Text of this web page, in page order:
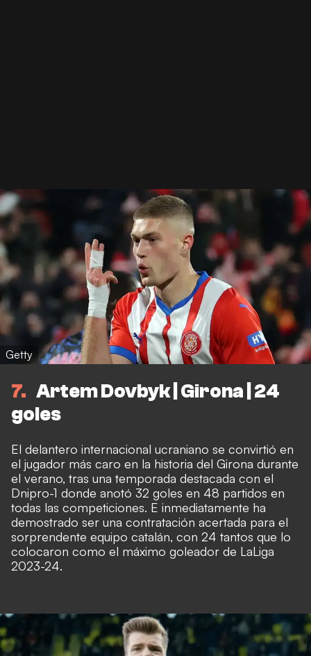
Getty
7
Artem Dovbyk | Girona | 24
goles
El delantero internacional ucraniano se convirtió en
el jugador más caro en la historia del Girona durante
el verano, tras una temporada destacada con el
Dnipro-1 donde anotó 32 goles en 48 partidos en
todas las competiciones. E inmediatamente ha
demostrado ser una contratación acertada para el
sorprendente equipo catalán, con 24 tantos que lo
colocaron como el máximo goleador de LaLiga
2023-24.